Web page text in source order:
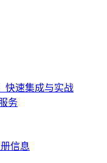
快速集成与实战
务
信息